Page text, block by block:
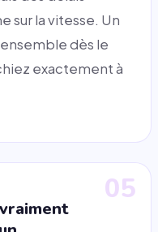
sur la vitesse. Un
dès le
exactement à
05